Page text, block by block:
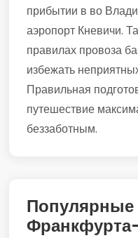
прибытии в во
аэропорт Кневичи.
правилах провоза
избежать
Правильная
путешествие
беззаботным.
Популярные